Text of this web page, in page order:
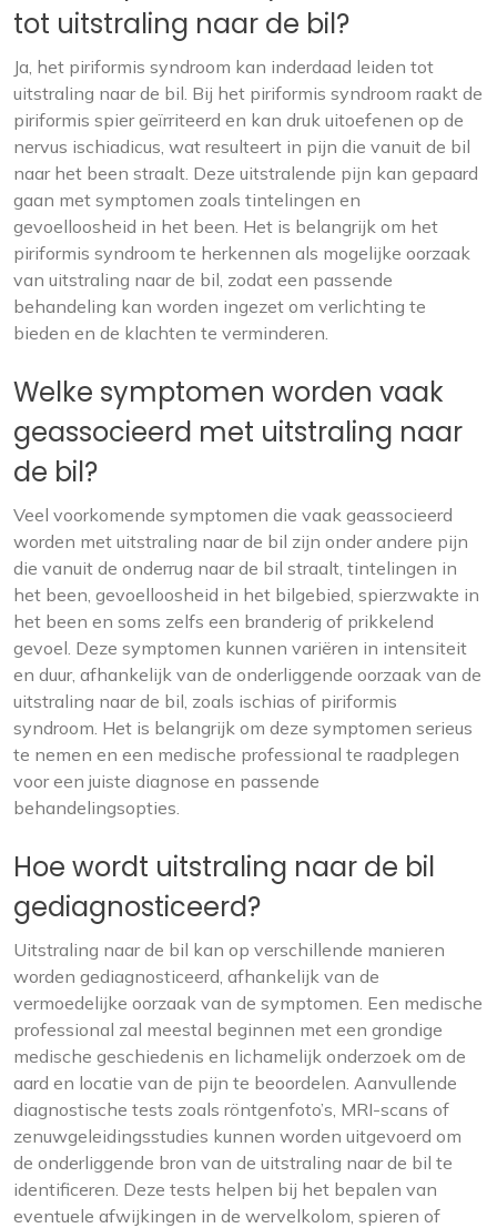
tot uitstraling naar de bil?
Ja, het piriformis syndroom kan inderdaad leiden tot
uitstraling naar de bil. Bij het piriformis syndroom raakt de
piriformis spier geïrriteerd en kan druk uitoefenen op de
nervus ischiadicus, wat resulteert in pijn die vanuit de bil
naar het been straalt. Deze uitstralende pijn kan gepaard
gaan met symptomen zoals tintelingen en
gevoelloosheid in het been. Het is belangrijk om het
piriformis syndroom te herkennen als mogelijke oorzaak
van uitstraling naar de bil, zodat een passende
behandeling kan worden ingezet om verlichting te
bieden en de klachten te verminderen.
Welke symptomen worden vaak
geassocieerd met uitstraling naar
de bil?
Veel voorkomende symptomen die vaak geassocieerd
worden met uitstraling naar de bil zijn onder andere pijn
die vanuit de onderrug naar de bil straalt, tintelingen in
het been, gevoelloosheid in het bilgebied, spierzwakte in
het been en soms zelfs een branderig of prikkelend
gevoel. Deze symptomen kunnen variëren in intensiteit
en duur, afhankelijk van de onderliggende oorzaak van de
uitstraling naar de bil, zoals ischias of piriformis
syndroom. Het is belangrijk om deze symptomen serieus
te nemen en een medische professional te raadplegen
voor een juiste diagnose en passende
behandelingsopties.
Hoe wordt uitstraling naar de bil
gediagnosticeerd?
Uitstraling naar de bil kan op verschillende manieren
worden gediagnosticeerd, afhankelijk van de
vermoedelijke oorzaak van de symptomen. Een medische
professional zal meestal beginnen met een grondige
medische geschiedenis en lichamelijk onderzoek om de
aard en locatie van de pijn te beoordelen. Aanvullende
diagnostische tests zoals röntgenfoto’s, MRI-scans of
zenuwgeleidingsstudies kunnen worden uitgevoerd om
de onderliggende bron van de uitstraling naar de bil te
identificeren. Deze tests helpen bij het bepalen van
eventuele afwijkingen in de wervelkolom, spieren of